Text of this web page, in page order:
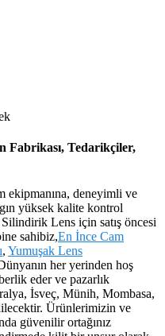
Fabrikası, Tedarikçiler,
ekipmanına, deneyimli ve
yüksek kalite kontrol
Lens için satış öncesi
sahibiz,En İnce Cam
, Yumuşak Lens
her yerinden hoş
eder ve pazarlık
İsveç, Münih, Mombasa,
Ürünlerimizin ve
güvenilir ortağınız